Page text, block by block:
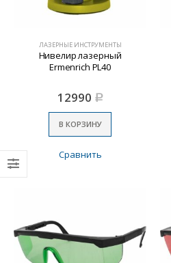
ЛАЗЕРНЫЕ ИНСТРУМЕНТЫ
Нивелир лазерный
Ermenrich PL40
12990 Р
В КОРЗИНУ
Сравнить